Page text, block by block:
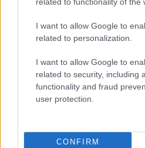
I want to allow Google to
related to personalization.
I want to allow Google to
related to security, including
functionality and fraud
user protection.
CONFIRM
Sok családban okoz
"rossz" félévi
könnyű téves
lusta, figyelmetlen volt,
amelyek arra hívják fel a
elakadás történt.